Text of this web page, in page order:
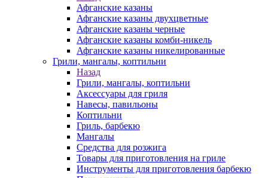
Афганские казаны
Афганские казаны двухцветные
Афганские казаны черные
Афганские казаны комби-никель
Афганские казаны никелированные
Грили, мангалы, коптильни
Назад
Грили, мангалы, коптильни
Аксессуары для гриля
Навесы, павильоны
Коптильни
Гриль, барбекю
Мангалы
Средства для розжига
Товары для приготовления на гриле
Инструменты для приготовления барбекю